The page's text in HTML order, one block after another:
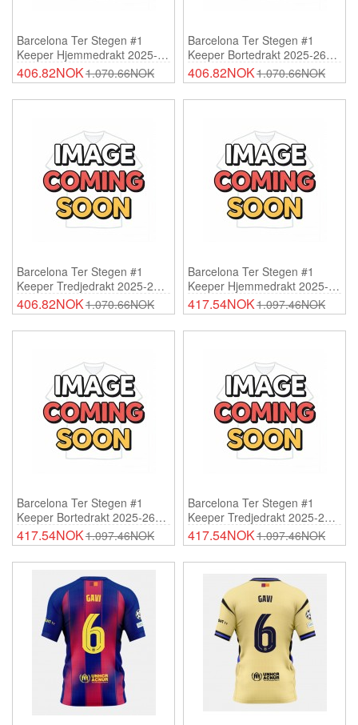
Barcelona Ter Stegen #1
Keeper Hjemmedrakt 2025-26
Korte Ermer
406.82NOK1.070.66NOK
Barcelona Ter Stegen #1
Keeper Bortedrakt 2025-26
Korte Ermer
406.82NOK1.070.66NOK
Barcelona Ter Stegen #1
Keeper Tredjedrakt 2025-26
Korte Ermer
406.82NOK1.070.66NOK
Barcelona Ter Stegen #1
Keeper Hjemmedrakt 2025-26
Lange Ermer
417.54NOK1.097.46NOK
Barcelona Ter Stegen #1
Keeper Bortedrakt 2025-26
Lange Ermer
417.54NOK1.097.46NOK
Barcelona Ter Stegen #1
Keeper Tredjedrakt 2025-26
Lange Ermer
417.54NOK1.097.46NOK